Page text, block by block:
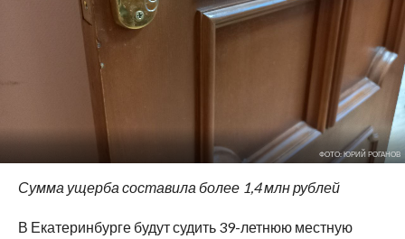
ФОТО: ЮРИЙ РОГАНОВ
Сумма ущерба составила более 1,4 млн рублей
В Екатеринбурге будут судить 39-летнюю местную